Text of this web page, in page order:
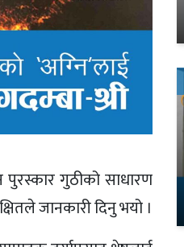
गुठीको साधारण
जानकारी दिनु भयो ।